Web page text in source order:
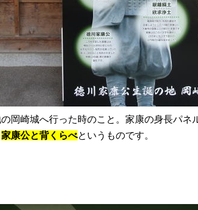
岡崎城へ行った時のこと。家康の身長パネ
家康公と背くらべというものです。